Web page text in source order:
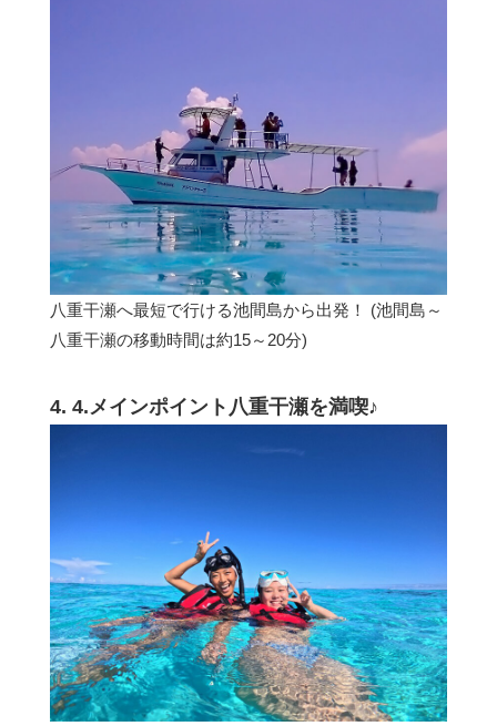
八重干瀬へ最短で行ける池間島から出発！ (池間島～
八重干瀬の移動時間は約15～20分)
4. 4.メインポイント八重干瀬を満喫♪